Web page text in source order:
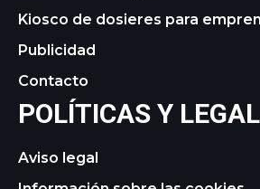
Kiosco de dosieres para
Publicidad
Contacto
POLÍTICAS Y
Aviso legal